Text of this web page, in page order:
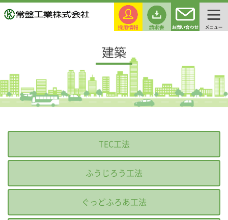
建築
TEC工法
ふうじろう工法
ぐっどふろあ工法